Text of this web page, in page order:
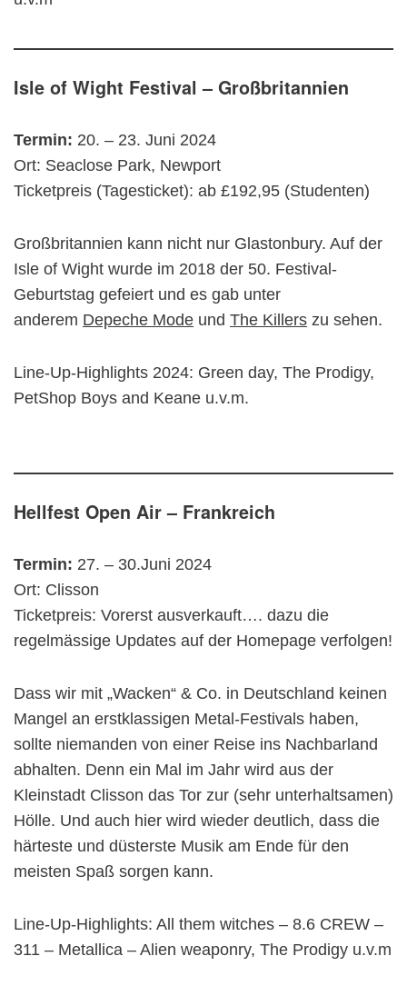
Isle of Wight Festival – Großbritannien
Termin: 20. – 23. Juni 2024
Ort: Seaclose Park, Newport
Ticketpreis (Tagesticket): ab £192,95 (Studenten)
Großbritannien kann nicht nur Glastonbury. Auf der
Isle of Wight wurde im 2018 der 50. Festival-
Geburtstag gefeiert und es gab unter
anderem Depeche Mode und The Killers zu sehen.
Line-Up-Highlights 2024: Green day, The Prodigy,
PetShop Boys and Keane u.v.m.
Hellfest Open Air – Frankreich
Termin: 27. – 30.Juni 2024
Ort: Clisson
Ticketpreis: Vorerst ausverkauft…. dazu die
regelmässige Updates auf der Homepage verfolgen!
Dass wir mit „Wacken“ & Co. in Deutschland keinen
Mangel an erstklassigen Metal-Festivals haben,
sollte niemanden von einer Reise ins Nachbarland
abhalten. Denn ein Mal im Jahr wird aus der
Kleinstadt Clisson das Tor zur (sehr unterhaltsamen)
Hölle. Und auch hier wird wieder deutlich, dass die
härteste und düsterste Musik am Ende für den
meisten Spaß sorgen kann.
Line-Up-Highlights: All them witches – 8.6 CREW –
311 – Metallica – Alien weaponry, The Prodigy u.v.m